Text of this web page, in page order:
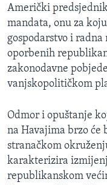
Američki
mandata, onu za
gospodarstvo i
oporbenih
zakonodavne
vanjskopolitičkom
Odmor i opuštanje
na Havajima brzo
stranačkom
karakterizira
republikanskom